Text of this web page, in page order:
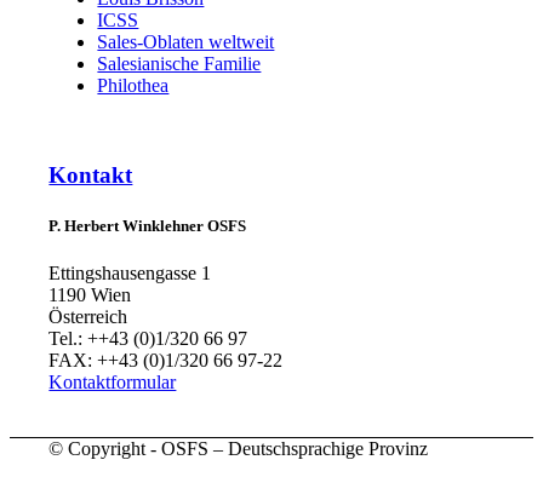
ICSS
Sales-Oblaten weltweit
Salesianische Familie
Philothea
Kontakt
P. Herbert Winklehner OSFS
Ettingshausengasse 1
1190 Wien
Österreich
Tel.: ++43 (0)1/320 66 97
FAX: ++43 (0)1/320 66 97-22
Kontaktformular
© Copyright - OSFS – Deutschsprachige Provinz